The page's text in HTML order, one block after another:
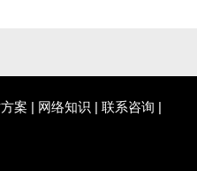
案 | 网络知识 | 联系咨询 |